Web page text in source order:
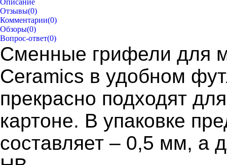
Описание
Отзывы(0)
Комментарии(0)
Обзоры(0)
Вопрос-ответ(0)
Сменные грифели для
Ceramics в удобном
прекрасно подходят
картоне. В упаковке
составляет – 0,5 мм, а